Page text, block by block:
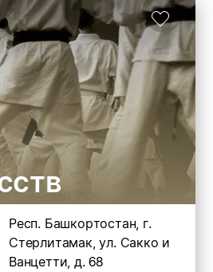
Респ. Башкортостан, г.
Стерлитамак, ул. Сакко и
Ванцетти, д. 68